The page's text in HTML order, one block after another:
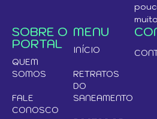
SOBRE O
PORTAL
QUEM
SOMOS
FALE
CONOSCO
MENU
INÍCIO
RETRATOS
DO
SANEAMENTO